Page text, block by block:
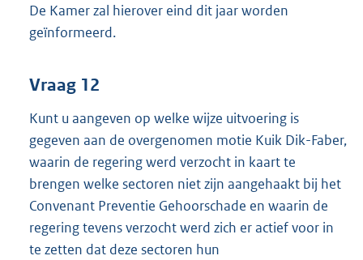
De Kamer zal hierover eind dit jaar worden
geïnformeerd.
Vraag 12
Kunt u aangeven op welke wijze uitvoering is
gegeven aan de overgenomen motie Kuik Dik-Faber,
waarin de regering werd verzocht in kaart te
brengen welke sectoren niet zijn aangehaakt bij het
Convenant Preventie Gehoorschade en waarin de
regering tevens verzocht werd zich er actief voor in
te zetten dat deze sectoren hun